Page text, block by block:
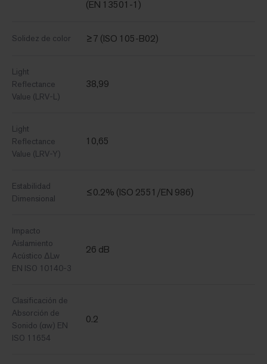
(EN 13501-1)
Solidez de color ≥7 (ISO 105-B02)
Light
Reflectance
Value (LRV-L)
38,99
Light
Reflectance
Value (LRV-Y)
10,65
Estabilidad
Dimensional
≤0.2% (ISO 2551/EN 986)
Impacto
Aislamiento
Acústico ΔLw
EN ISO 10140-3
26 dB
Clasificación de
Absorción de
Sonido (αw) EN
ISO 11654
0.2